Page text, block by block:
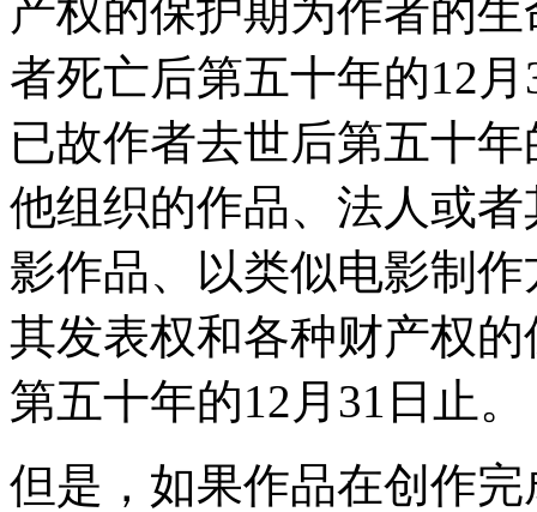
产权的保护期为作者的
者死亡后第五十年的12
已故作者去世后第五十
他组织的作品、法人或
影作品、以类似电影制
其发表权和各种财产权
第五十年的12月31日止。
但是，如果作品在创作